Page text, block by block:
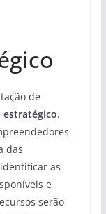
de
.
das
as
e
serão